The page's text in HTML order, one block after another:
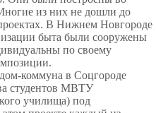
из них не дошли до
В Нижнем Новгороде
быта были сооружены
по своему
коммуна в Соцгороде
студентов МВТУ
училища) под